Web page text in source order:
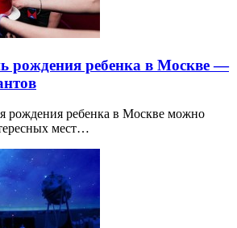
рождения ребенка в Москве —
рождения ребенка в Москве можно
мест…